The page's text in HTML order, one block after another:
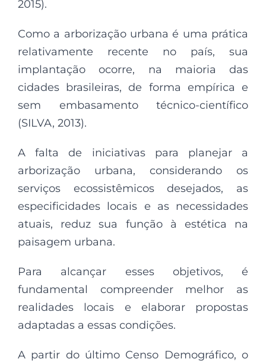
2015).
Como a arborização urbana é uma prática
relativamente recente no país, sua
implantação ocorre, na maioria das
cidades brasileiras, de forma empírica e
sem embasamento técnico-científico
(SILVA, 2013).
A falta de iniciativas para planejar a
arborização urbana, considerando os
serviços ecossistêmicos desejados, as
especificidades locais e as necessidades
atuais, reduz sua função à estética na
paisagem urbana.
Para alcançar esses objetivos, é
fundamental compreender melhor as
realidades locais e elaborar propostas
adaptadas a essas condições.
A partir do último Censo Demográfico, o